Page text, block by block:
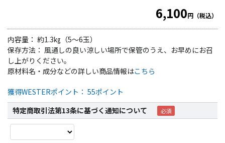
6,100円（税込）
内容量： 約1.3㎏（5～6玉）
保存方法： 風通しの良い涼しい場所で保管のうえ、お早めにお召
し上がりください。
獲得WESTERポイント： 55ポイント
特定商取引法第13条に基づく通知について
原材料名・成分などの詳しい商品情報はこちら